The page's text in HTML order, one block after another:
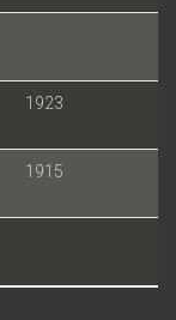
1923
1915